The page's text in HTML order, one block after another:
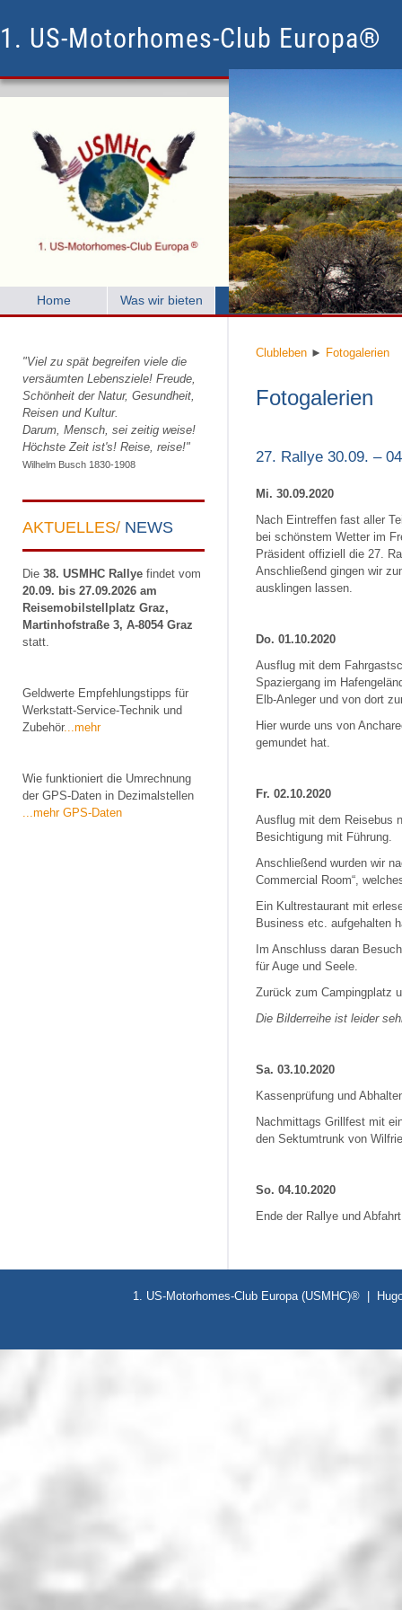
1. US-Motorhomes-Club Europa®
Home Was wir bieten Clubleben Mitglied
"Viel zu spät begreifen viele die
versäumten Lebensziele! Freude,
Schönheit der Natur, Gesundheit,
Reisen und Kultur.
Darum, Mensch, sei zeitig weise!
Höchste Zeit ist's! Reise, reise!"
Wilhelm Busch 1830-1908
AKTUELLES/ NEWS
Die 38. USMHC Rallye findet vom
20.09. bis 27.09.2026 am
Reisemobilstellplatz Graz,
Martinhofstraße 3, A-8054 Graz
statt.
Geldwerte Empfehlungstipps für
Werkstatt-Service-Technik und
Zubehör...mehr
Wie funktioniert die Umrechnung
der GPS-Daten in Dezimalstellen
...mehr GPS-Daten
Clubleben ► Fotogalerien
Fotogalerien
27. Rallye 30.09. –
Mi. 30.09.2020
Nach Eintreffen fast aller
bei schönstem Wetter im
Präsident offiziell die 27.
Anschließend gingen wir
ausklingen lassen.
Do. 01.10.2020
Ausflug mit dem
Spaziergang im
Elb-Anleger und von dort
Hier wurde uns von
gemundet hat.
Fr. 02.10.2020
Ausflug mit dem Reisebus
Besichtigung mit Führung.
Anschließend wurden wir
Commercial Room“,
Ein Kultrestaurant mit
Business etc. aufgehalten
Im Anschluss daran
für Auge und Seele.
Zurück zum Campingplatz
Die Bilderreihe ist leider
Sa. 03.10.2020
Kassenprüfung und
Nachmittags Grillfest mit
den Sektumtrunk von
So. 04.10.2020
Ende der Rallye und
1. US-Motorhomes-Club Europa (USMHC)® |